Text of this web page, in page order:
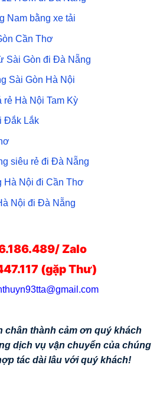
Nam bằng xe tải
Cần Thơ
Sài Gòn đi Đà Nẵng
Sài Gòn Hà Nội
Hà Nội Tam Kỳ
Đắk Lắk
siêu rẻ đi Đà Nẵng
Hà Nội đi Cần Thơ
Nội đi Đà Nẵng
Zalo
(gặp Thư)
chân thành cảm ơn quý khách
dịch vụ vận chuyển của chúng
tác dài lâu với quý khách!